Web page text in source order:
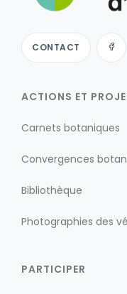
CONTACT
ACTIONS ET
Carnets botaniques
Convergences
Bibliothèque
Photographies des
PARTICIPER